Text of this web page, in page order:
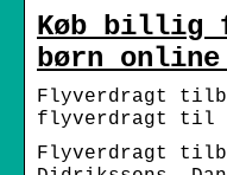
Køb billig
børn online
Flyverdragt
flyverdragt til
Flyverdragt